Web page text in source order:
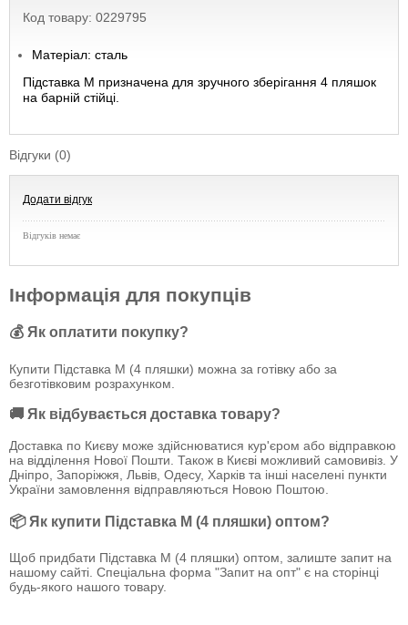
Код товару: 0229795
Матеріал: сталь
Підставка М призначена для зручного зберігання 4 пляшок
на барній стійці.
Відгуки (0)
Додати відгук
Відгуків немає
Інформація для покупців
💰 Як оплатити покупку?
Купити Підставка М (4 пляшки) можна за готівку або за
безготівковим розрахунком.
🚚 Як відбувається доставка товару?
Доставка по Києву може здійснюватися кур'єром або відправкою
на відділення Нової Пошти. Також в Києві можливий самовивіз. У
Дніпро, Запоріжжя, Львів, Одесу, Харків та інші населені пункти
України замовлення відправляються Новою Поштою.
📦 Як купити Підставка М (4 пляшки) оптом?
Щоб придбати Підставка М (4 пляшки) оптом, залиште запит на
нашому сайті. Спеціальна форма "Запит на опт" є на сторінці
будь-якого нашого товару.